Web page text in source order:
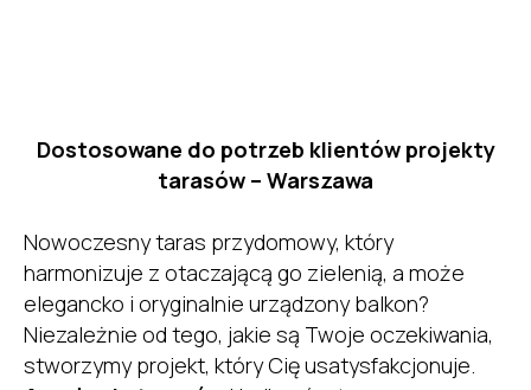
Dostosowane do potrzeb klientów projekty
tarasów – Warszawa
Nowoczesny taras przydomowy, który
harmonizuje z otaczającą go zielenią, a może
elegancko i oryginalnie urządzony balkon?
Niezależnie od tego, jakie są Twoje oczekiwania,
stworzymy projekt, który Cię usatysfakcjonuje.